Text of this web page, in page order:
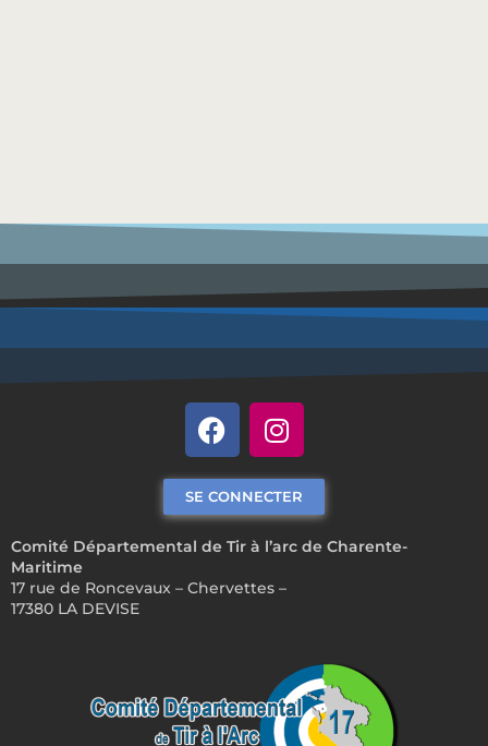
Comité Départemental de Tir à l’arc de Charente-
Maritime
17 rue de Roncevaux – Chervettes –
17380 LA DEVISE
SE CONNECTER